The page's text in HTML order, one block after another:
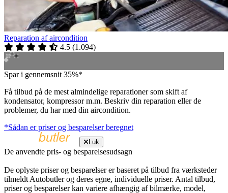
Reparation af aircondition
4.5 (1.094)
Spar i gennemsnit 35%*
Få tilbud på de mest almindelige reparationer som skift af
kondensator, kompressor m.m. Beskriv din reparation eller de
problemer, du har med din aircondition.
*Sådan er priser og besparelser beregnet
Luk
De anvendte pris- og besparelsesudsagn
De oplyste priser og besparelser er baseret på tilbud fra værksteder
tilmeldt Autobutler og deres egne, individuelle priser. Antal tilbud,
priser og besparelser kan variere afhængig af bilmærke, model,